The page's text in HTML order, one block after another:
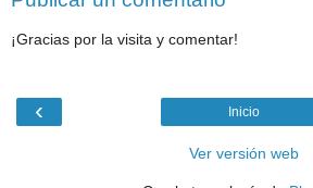
¡Gracias por la visita y comentar!
‹ Inicio
Ver versión web